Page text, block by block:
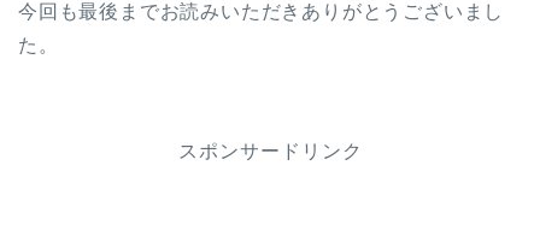
今回も最後までお読みいただきありがとうございまし
た。
スポンサードリンク